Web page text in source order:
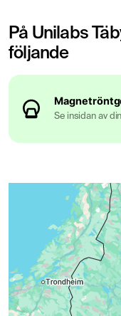
På Unilabs
följande
Se insidan av